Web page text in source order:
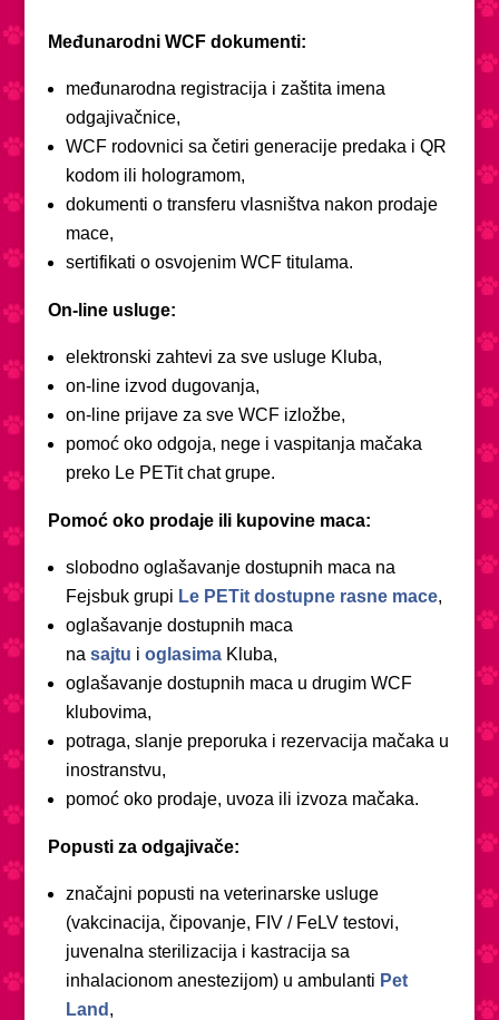
Međunarodni WCF dokumenti:
međunarodna registracija i zaštita imena
odgajivačnice,
WCF rodovnici sa četiri generacije predaka i QR
kodom ili hologramom,
dokumenti o transferu vlasništva nakon prodaje
mace,
sertifikati o osvojenim WCF titulama.
On-line usluge:
elektronski zahtevi za sve usluge Kluba,
on-line izvod dugovanja,
on-line prijave za sve WCF izložbe,
pomoć oko odgoja, nege i vaspitanja mačaka
preko Le PETit chat grupe.
Pomoć oko prodaje ili kupovine maca:
slobodno oglašavanje dostupnih maca na
Fejsbuk grupi Le PETit dostupne rasne mace,
oglašavanje dostupnih maca
na sajtu i oglasima Kluba,
oglašavanje dostupnih maca u drugim WCF
klubovima,
potraga, slanje preporuka i rezervacija mačaka u
inostranstvu,
pomoć oko prodaje, uvoza ili izvoza mačaka.
Popusti za odgajivače:
značajni popusti na veterinarske usluge
(vakcinacija, čipovanje, FIV / FeLV testovi,
juvenalna sterilizacija i kastracija sa
inhalacionom anestezijom) u ambulanti Pet
Land ,